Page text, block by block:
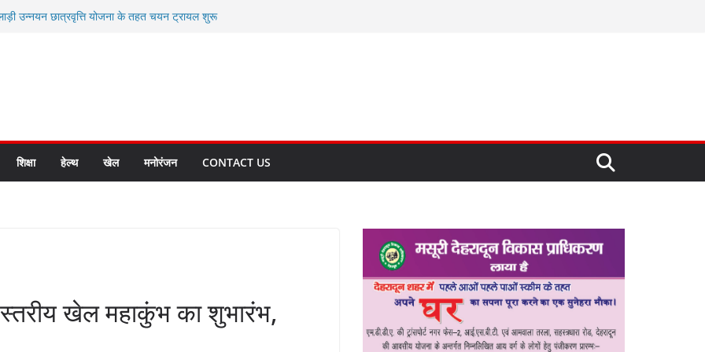
उन्नयन छात्रवृत्ति योजना के तहत चयन ट्रायल शुरू
आपदा मित्र कैडेट्स का हुआ है चयन
की सबसे बड़ी ताकत : मुख्यमंत्री पुष्कर सिंह धामी
बनाने के संकल्प को करना होगा साकार- मुख्यमंत्री
शिक्षा हेल्थ खेल मनोरंजन CONTACT US
स्तरीय खेल महाकुंभ का शुभारंभ,